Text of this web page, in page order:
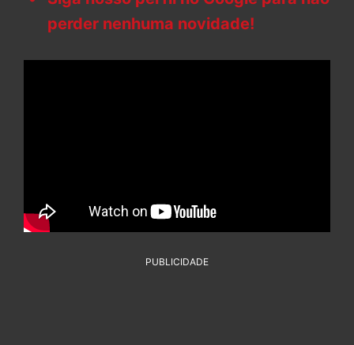
perder nenhuma novidade!
PUBLICIDADE